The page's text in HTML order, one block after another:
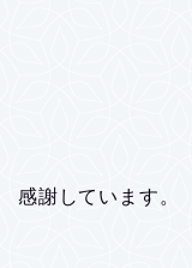
感謝しています。